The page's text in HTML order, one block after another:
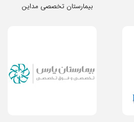
بیمارستان تخصصی مداین